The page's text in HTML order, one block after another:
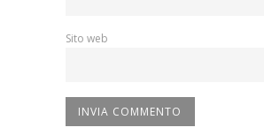
Sito web